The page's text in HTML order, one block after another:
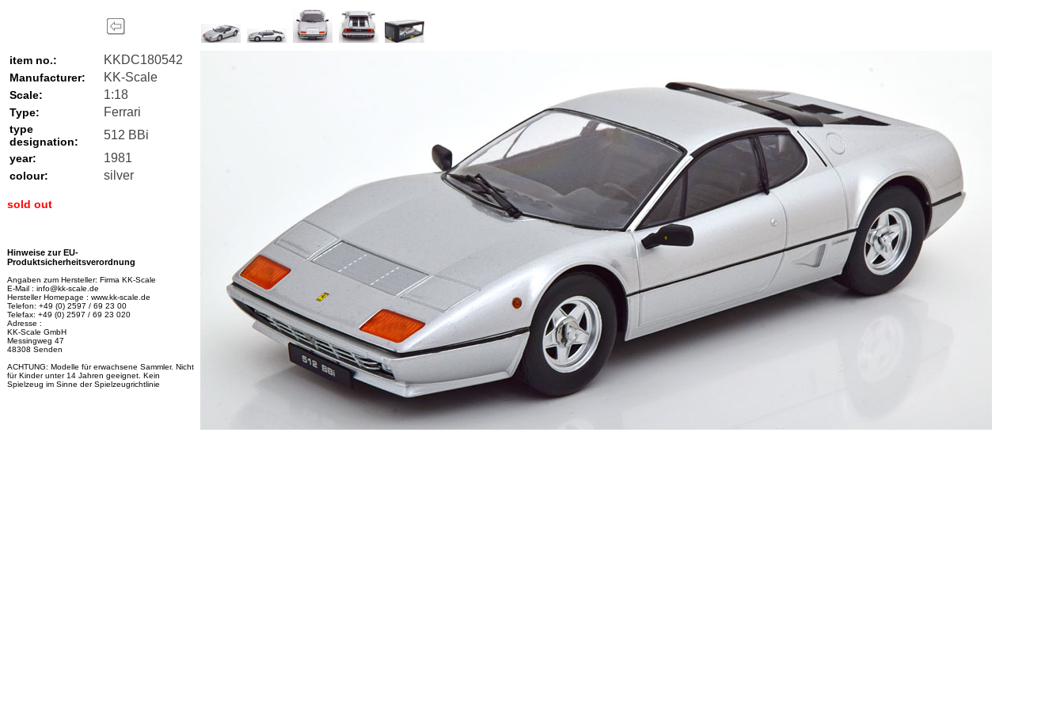
item no.: KKDC180542
Manufacturer: KK-Scale
Scale: 1:18
Type: Ferrari
type
designation:
512 BBi
year: 1981
colour: silver
sold out
Hinweise zur EU-
Produktsicherheitsverordnung
Angaben zum Hersteller: Firma KK-Scale
E-Mail : info@kk-scale.de
Hersteller Homepage : www.kk-scale.de
Telefon: +49 (0) 2597 / 69 23 00
Telefax: +49 (0) 2597 / 69 23 020
Adresse :
KK-Scale GmbH
Messingweg 47
48308 Senden
ACHTUNG: Modelle für erwachsene Sammler. Nicht
für Kinder unter 14 Jahren geeignet. Kein
Spielzeug im Sinne der Spielzeugrichtlinie